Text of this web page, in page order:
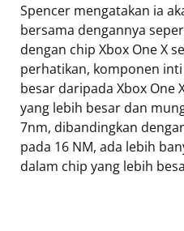
Spencer mengatakan ia
bersama dengannya
dengan chip Xbox One X
perhatikan, komponen
besar daripada Xbox One
yang lebih besar dan
7nm, dibandingkan
pada 16 NM, ada lebih
dalam chip yang lebih